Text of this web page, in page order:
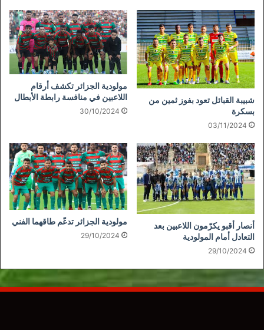
شبيبة القبائل تعود بفوز ثمين من
بسكرة
03/11/2024
مولودية الجزائر تكشف أرقام
اللاعبين في منافسة رابطة الأبطال
30/10/2024
أنصار أقبو يكرّمون اللاعبين بعد
التعادل أمام المولودية
29/10/2024
مولودية الجزائر تدعّم طاقهما الفني
29/10/2024